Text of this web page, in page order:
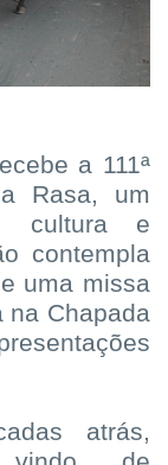
a 111ª
Rasa, um
cultura e
contempla
uma missa
na Chapada
atrás,